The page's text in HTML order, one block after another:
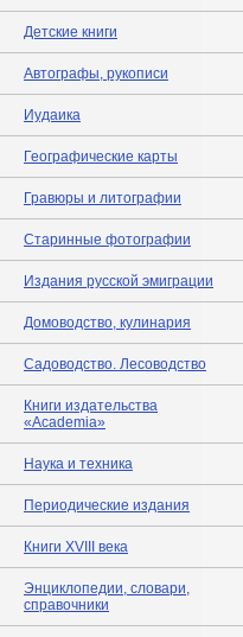
Детские книги
Автографы, рукописи
Иудаика
Географические карты
Гравюры и литографии
Старинные фотографии
Издания русской эмиграции
Домоводство, кулинария
Садоводство. Лесоводство
Книги издательства
«Academia»
Наука и техника
Периодические издания
Книги XVIII века
Энциклопедии, словари,
справочники